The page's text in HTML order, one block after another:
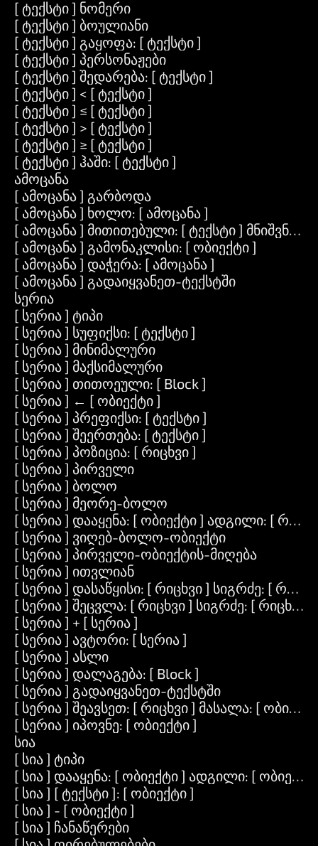
[ ტექსტი ] ნომერი
[ ტექსტი ] ბოულიანი
[ ტექსტი ] გაყოფა: [ ტექსტი ]
[ ტექსტი ] პერსონაჟები
[ ტექსტი ] შედარება: [ ტექსტი ]
[ ტექსტი ] < [ ტექსტი ]
[ ტექსტი ] ≤ [ ტექსტი ]
[ ტექსტი ] > [ ტექსტი ]
[ ტექსტი ] ≥ [ ტექსტი ]
[ ტექსტი ] ჰაში: [ ტექსტი ]
ამოცანა
[ ამოცანა ] გარბოდა
[ ამოცანა ] ხოლო: [ ამოცანა ]
[ ამოცანა ] მითითებული: [ ტექსტი ]
[ ამოცანა ] გამონაკლისი: [ ობიექტი ]
[ ამოცანა ] დაჭერა: [ ამოცანა ]
[ ამოცანა ] გადაიყვანეთ-ტექსტში
სერია
[ სერია ] ტიპი
[ სერია ] სუფიქსი: [ ტექსტი ]
[ სერია ] მინიმალური
[ სერია ] მაქსიმალური
[ სერია ] თითოეული: [ Block ]
[ სერია ] ← [ ობიექტი ]
[ სერია ] პრეფიქსი: [ ტექსტი ]
[ სერია ] შეერთება: [ ტექსტი ]
[ სერია ] პოზიცია: [ რიცხვი ]
[ სერია ] პირველი
[ სერია ] ბოლო
[ სერია ] მეორე-ბოლო
[ სერია ] დააყენა: [ ობიექტი ] ადგილი: [
[ სერია ] ვიღებ-ბოლო-ობიექტი
[ სერია ] პირველი-ობიექტის-მიღება
[ სერია ] ითვლიან
[ სერია ] დასაწყისი: [ რიცხვი ] სიგრძე: [
[ სერია ] შეცვლა: [ რიცხვი ] სიგრძე: [ რიცხვი
[ სერია ] + [ სერია ]
[ სერია ] ავტორი: [ სერია ]
[ სერია ] ასლი
[ სერია ] დალაგება: [ Block ]
[ სერია ] გადაიყვანეთ-ტექსტში
[ სერია ] შეავსეთ: [ რიცხვი ] მასალა: [
[ სერია ] იპოვნე: [ ობიექტი ]
სია
[ სია ] ტიპი
[ სია ] დააყენა: [ ობიექტი ] ადგილი: [ ობიექტი
[ სია ] [ ტექსტი ]: [ ობიექტი ]
[ სია ] - [ ობიექტი ]
[ სია ] ჩანაწერები